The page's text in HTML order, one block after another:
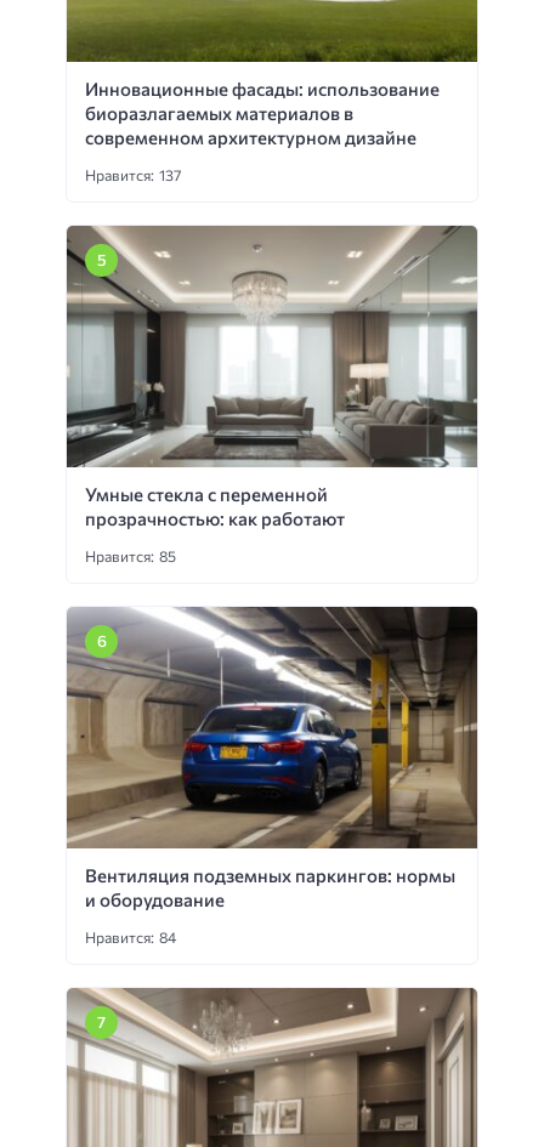
Инновационные фасады: использование
биоразлагаемых материалов в
современном архитектурном дизайне
Нравится: 137
Умные стекла с переменной
прозрачностью: как работают
Нравится: 85
Вентиляция подземных паркингов: нормы
и оборудование
Нравится: 84